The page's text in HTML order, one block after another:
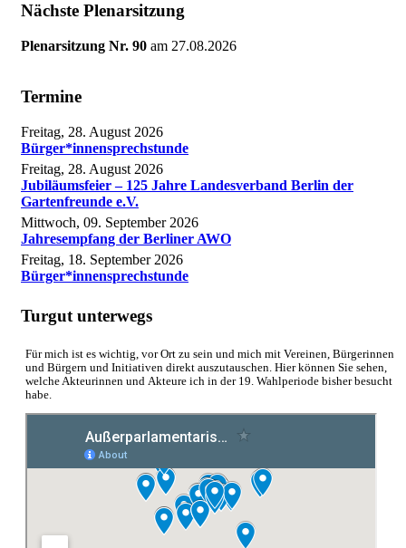
Nächste Plenarsitzung
Plenarsitzung Nr. 90 am 27.08.2026
Termine
Freitag, 28. August 2026
Bürger*innensprechstunde
Freitag, 28. August 2026
Jubiläumsfeier – 125 Jahre Landesverband Berlin der
Gartenfreunde e.V.
Mittwoch, 09. September 2026
Jahresempfang der Berliner AWO
Freitag, 18. September 2026
Bürger*innensprechstunde
Turgut unterwegs
Für mich ist es wichtig, vor Ort zu sein und mich mit Vereinen, Bürgerinnen
und Bürgern und Initiativen direkt auszutauschen. Hier können Sie sehen,
welche Akteurinnen und Akteure ich in der 19. Wahlperiode bisher besucht
habe.